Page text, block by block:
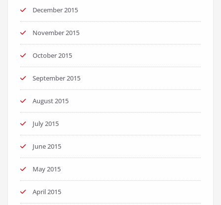
December 2015
November 2015
October 2015
September 2015
August 2015
July 2015
June 2015
May 2015
April 2015